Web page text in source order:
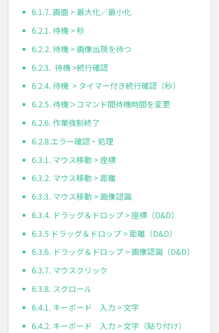
6.1.7. 画面 > 最大化／最小化
6.2.1. 待機 > 秒
6.2.2. 待機 > 画像出現を待つ
6.2.3. 待機 >続行確認
6.2.4. 待機 > タイマー付き続行確認（秒）
6.2.5. 待機＞コマンド間待機時間を変更
6.2.6. 作業強制終了
6.2.8.エラー確認・処理
6.3.1. マウス移動 > 座標
6.3.2. マウス移動 > 距離
6.3.3. マウス移動 > 画像認識
6.3.4. ドラッグ＆ドロップ > 座標（D&D）
6.3.5 ドラッグ＆ドロップ > 距離（D&D）
6.3.6. ドラッグ＆ドロップ > 画像認識（D&D）
6.3.7. マウスクリック
6.3.8. スクロール
6.4.1. キーボード 入力 > 文字
6.4.2. キーボード 入力 > 文字（貼り付け）